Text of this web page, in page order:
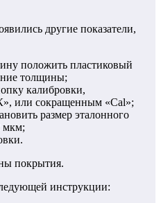
другие показатели,
положить пластиковый
толщины;
калибровки,
или сокращенным «Cal»;
размер эталонного
мкм;
покрытия.
инструкции: